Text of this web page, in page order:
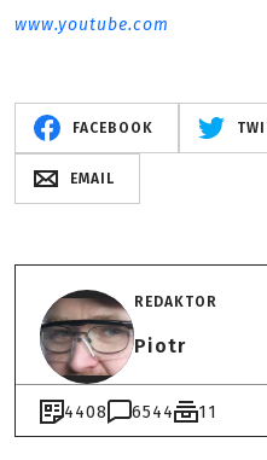
www.youtube.com
FACEBOOK
EMAIL
REDAKTOR
Piotr
4408 6544 11